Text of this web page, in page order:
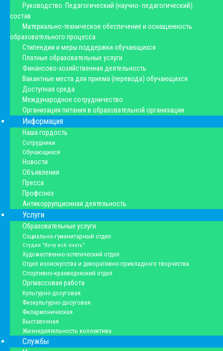
Руководство. Педагогический (научно- педагогический)
состав
Материально-техническое обеспечение и оснащенность
образовательного процесса
Стипендии и меры поддержки обучающихся
Платные образовательные услуги
Финансово-хозяйственная деятельность
Вакантные места для приема (перевода) обучающихся
Доступная среда
Международное сотрудничество
Организация питания в образовательной организации
Информация
Наша гордость
Сотрудники
Обучающиеся
Новости
Объявления
Пресса
Профсоюз
Антикоррупционная деятельность
Услуги
Образовательные услуги
Социально-гуманитарный отдел
Студия "Хочу всё знать"
Художественно-эстетический отдел
Отдел изоискусства и декоративно-прикладного творчества
Спортивно-краеведческий отдел
Оргмассовая работа
Культурно-досуговая
Физкультурно-досуговая
Филармоническая
Выставочная
Жизнедеятельность коллектива
Службы